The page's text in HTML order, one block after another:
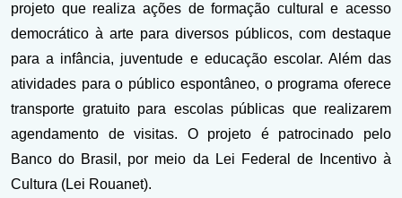
projeto que realiza ações de formação cultural e acesso
democrático à arte para diversos públicos, com destaque
para a infância, juventude e educação escolar. Além das
atividades para o público espontâneo, o programa oferece
transporte gratuito para escolas públicas que realizarem
agendamento de visitas. O projeto é patrocinado pelo
Banco do Brasil, por meio da Lei Federal de Incentivo à
Cultura (Lei Rouanet).